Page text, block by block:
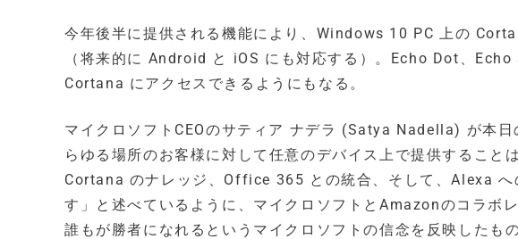
今年後半に提供される機能により、Windows 10 PC 上の
（将来的に Android と iOS にも対応する）。Echo Dot、
Cortana にアクセスできるようにもなる。
マイクロソフトCEOのサティア ナデラ (Satya Nadella) が本
らゆる場所のお客様に対して任意のデバイス上で提供すること
Cortana のナレッジ、Office 365 との統合、そして、Alexa へ
す」と述べているように、マイクロソフトとAmazonのコラボ
誰もが勝者になれるというマイクロソフトの信念を反映したも